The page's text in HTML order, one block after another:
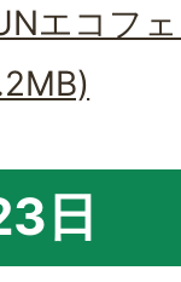
エコフ
日